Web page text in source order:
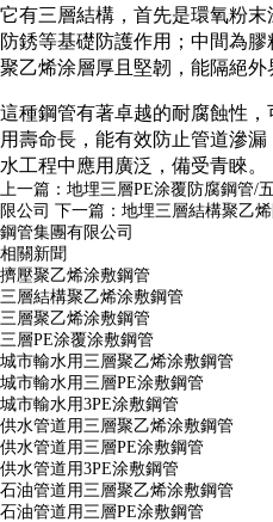
它有三層結構，首先是環氧粉
防銹等基礎防護作用；中間為
聚乙烯涂層厚且堅韌，能隔絕外
這種鋼管有著卓越的耐腐蝕性
用壽命長，能有效防止管道滲
水工程中應用廣泛，備受青睞。
上一篇： 地埋三層PE涂覆防腐鋼管/
限公司 下一篇： 地埋三層結構聚乙
鋼管集團有限公司
相關新聞
擠壓聚乙烯涂敷鋼管
三層結構聚乙烯涂敷鋼管
三層聚乙烯涂敷鋼管
三層PE涂覆涂敷鋼管
城市輸水用三層聚乙烯涂敷鋼管
城市輸水用三層PE涂敷鋼管
城市輸水用3PE涂敷鋼管
供水管道用三層聚乙烯涂敷鋼管
供水管道用三層PE涂敷鋼管
供水管道用3PE涂敷鋼管
石油管道用三層聚乙烯涂敷鋼管
石油管道用三層PE涂敷鋼管